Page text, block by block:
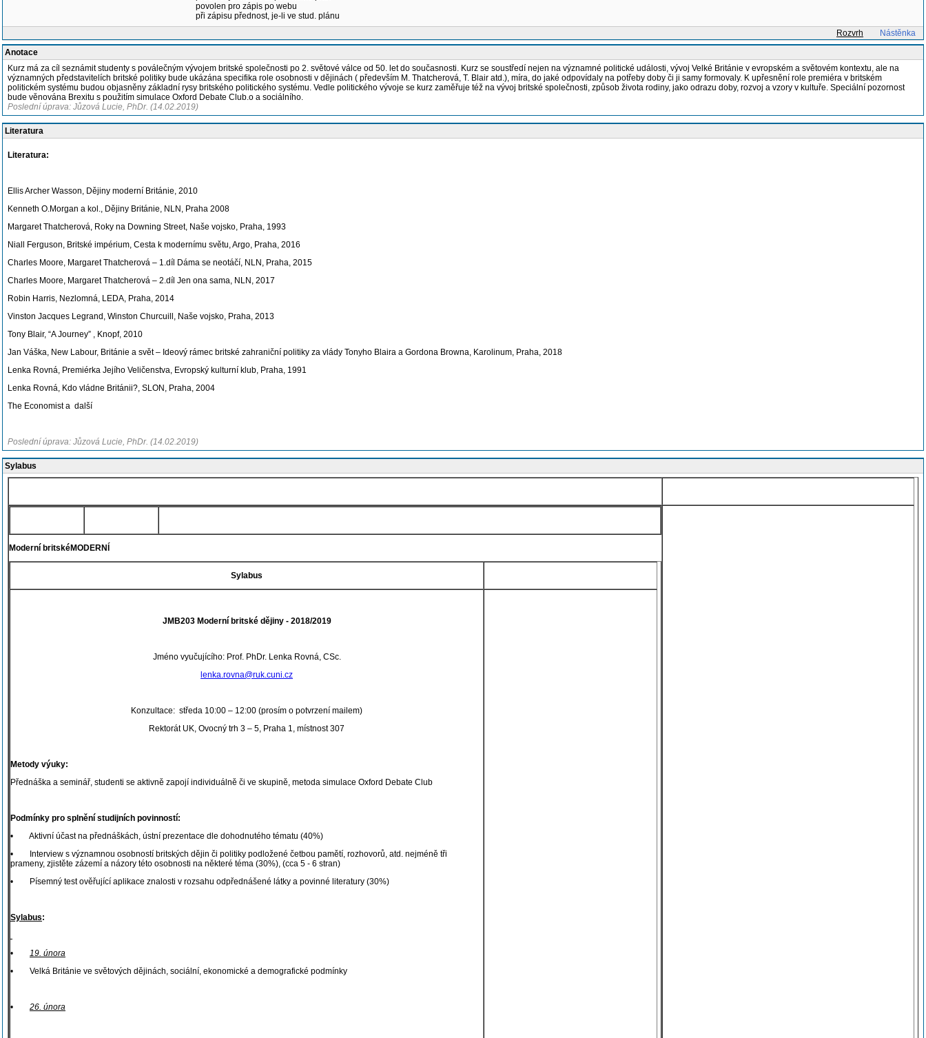
povolen pro zápis po webu
při zápisu přednost, je-li ve stud. plánu
Rozvrh
Nástěnka
Anotace
Kurz má za cíl seznámit studenty s poválečným vývojem britské společnosti po 2. světové válce od 50. let do současnosti. Kurz se soustředí nejen na významné politické události, vývoj Velké Británie v evropském a světovém kontextu, ale na
významných představitelích britské politiky bude ukázána specifika role osobnosti v dějinách ( především M. Thatcherová, T. Blair atd.), míra, do jaké odpovídaly na potřeby doby či ji samy formovaly. K upřesnění role premiéra v britském
politickém systému budou objasněny základní rysy britského politického systému. Vedle politického vývoje se kurz zaměřuje též na vývoj britské společnosti, způsob života rodiny, jako odrazu doby, rozvoj a vzory v kultuře. Speciální pozornost
bude věnována Brexitu s použitím simulace Oxford Debate Club.o a sociálního.
Poslední úprava: Jůzová Lucie, PhDr. (14.02.2019)
Literatura
Literatura:
Ellis Archer Wasson, Dějiny moderní Británie, 2010
Kenneth O.Morgan a kol., Dějiny Británie, NLN, Praha 2008
Margaret Thatcherová, Roky na Downing Street, Naše vojsko, Praha, 1993
Niall Ferguson, Britské impérium, Cesta k modernímu světu, Argo, Praha, 2016
Charles Moore, Margaret Thatcherová – 1.díl Dáma se neotáčí, NLN, Praha, 2015
Charles Moore, Margaret Thatcherová – 2.díl Jen ona sama, NLN, 2017
Robin Harris, Nezlomná, LEDA, Praha, 2014
Vinston Jacques Legrand, Winston Churcuill, Naše vojsko, Praha, 2013
Tony Blair, “A Journey” , Knopf, 2010
Jan Váška, New Labour, Británie a svět – Ideový rámec britské zahraniční politiky za vlády Tonyho Blaira a Gordona Browna, Karolinum, Praha, 2018
Lenka Rovná, Premiérka Jejího Veličenstva, Evropský kulturní klub, Praha, 1991
Lenka Rovná, Kdo vládne Británii?, SLON, Praha, 2004
The Economist a další
Poslední úprava: Jůzová Lucie, PhDr. (14.02.2019)
Sylabus
Moderní britskéMODERNÍ
Sylabus
JMB203 Moderní britské dějiny - 2018/2019
Jméno vyučujícího: Prof. PhDr. Lenka Rovná, CSc.
lenka.rovna@ruk.cuni.cz
Konzultace: středa 10:00 – 12:00 (prosím o potvrzení mailem)
Rektorát UK, Ovocný trh 3 – 5, Praha 1, místnost 307
Metody výuky:
Přednáška a seminář, studenti se aktivně zapojí individuálně či ve skupině, metoda simulace Oxford Debate Club
Podmínky pro splnění studijních povinností:
• Aktivní účast na přednáškách, ústní prezentace dle dohodnutého tématu (40%)
• Interview s významnou osobností britských dějin či politiky podložené četbou pamětí, rozhovorů, atd. nejméně tři
prameny, zjistěte zázemí a názory této osobnosti na některé téma (30%), (cca 5 - 6 stran)
• Písemný test ověřující aplikace znalosti v rozsahu odpřednášené látky a povinné literatury (30%)
Sylabus:
• 19. února
• Velká Británie ve světových dějinách, sociální, ekonomické a demografické podmínky
• 26. února